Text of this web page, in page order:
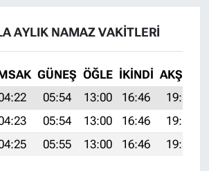
AYLIK NAMAZ VAKITLERI
GÜNEŞ ÖĞLE İKINDI AKŞAM
05:54 13:00 16:46
19:57
05:54 13:00 16:46
19:55
05:55 13:00 16:46 19:54